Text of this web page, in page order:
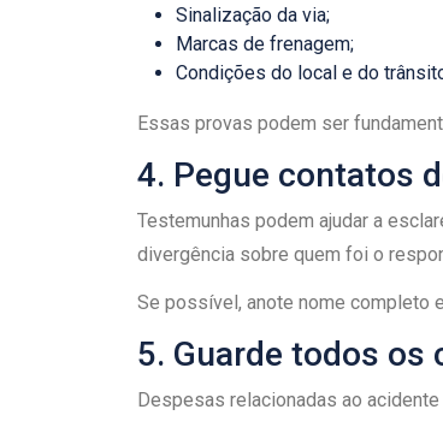
Sinalização da via;
Marcas de frenagem;
Condições do local e do
Essas provas podem ser
4. Pegue contatos
Testemunhas podem ajudar a
divergência sobre quem foi o
Se possível, anote nome completo
5. Guarde todos
Despesas relacionadas ao